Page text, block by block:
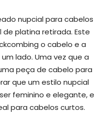
nupcial para cabelos
platina retirada. Este
o cabelo e a
lado. Uma vez que a
peça de cabelo para
que um estilo nupcial
feminino e elegante, e
para cabelos curtos.